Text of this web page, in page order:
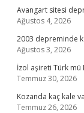
Avangart sitesi
Ağustos 4, 2026
2003 depreminde
Ağustos 3, 2026
İzol aşireti Türk mü
Temmuz 30, 2026
Kozanda kaç kale
Temmuz 26, 2026